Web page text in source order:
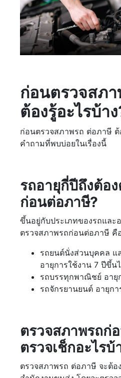
ก่อนตรวจสภ
ต้องรู้อะไรบ้า
ก่อนตรวจสภาพรถ ต่อภาษี ต้
คำถามที่พบบ่อยในเรื่องนี้
รถอายุกี่ปีถึงต้อ
ก่อนต่อภาษี?
ขึ้นอยู่กับประเภทของรถและ
ตรวจสภาพรถก่อนต่อภาษี คื
รถยนต์นั่งส่วนบุคคล แ
อายุการใช้งาน 7 ปีขึ้น
รถบรรทุกพาณิชย์ อายุ
รถจักรยานยนต์ อายุก
ตรวจสภาพรถก่
ตรวจเช็กอะไรบ้
ตรวจสภาพรถ ต่อภาษี จะต้อ